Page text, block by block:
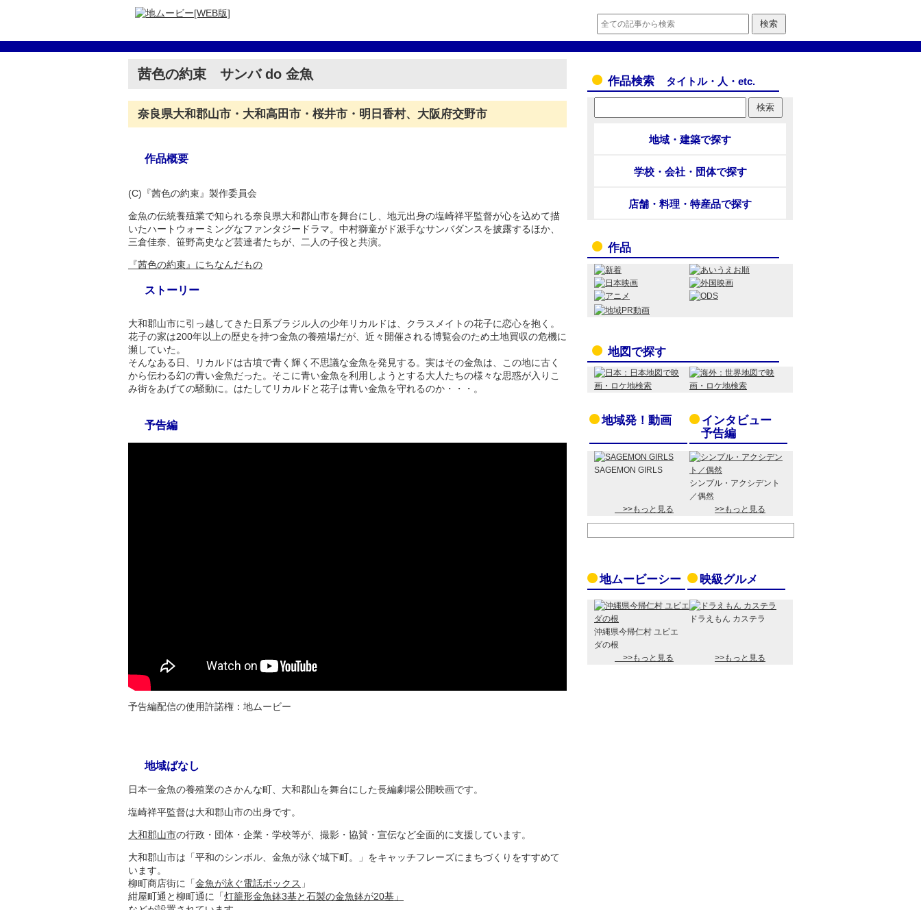
茜色の約束 サンバ do 金魚
奈良県大和郡山市・大和高田市・桜井市・明日香村、大阪府交野市
作品概要
(C)『茜色の約束』製作委員会
金魚の伝統養殖業で知られる奈良県大和郡山市を舞台にし、地元出身の塩崎祥平監督が心を込めて描
いたハートウォーミングなファンタジードラマ。中村獅童がド派手なサンバダンスを披露するほか、
三倉佳奈、笹野高史など芸達者たちが、二人の子役と共演。
『茜色の約束』にちなんだもの
ストーリー
大和郡山市に引っ越してきた日系ブラジル人の少年リカルドは、クラスメイトの花子に恋心を抱く。
花子の家は200年以上の歴史を持つ金魚の養殖場だが、近々開催される博覧会のため土地買収の危機に
瀕していた。
そんなある日、リカルドは古墳で青く輝く不思議な金魚を発見する。実はその金魚は、この地に古く
から伝わる幻の青い金魚だった。そこに青い金魚を利用しようとする大人たちの様々な思惑が入りこ
み街をあげての騒動に。はたしてリカルドと花子は青い金魚を守れるのか・・・。
予告編
予告編配信の使用許諾権：地ムービー
地域ばなし
日本一金魚の養殖業のさかんな町、大和郡山を舞台にした長編劇場公開映画です。
塩崎祥平監督は大和郡山市の出身です。
大和郡山市の行政・団体・企業・学校等が、撮影・協賛・宣伝など全面的に支援しています。
大和郡山市は「平和のシンボル、金魚が泳ぐ城下町。」をキャッチフレーズにまちづくりをすすめて
います。
柳町商店街に「金魚が泳ぐ電話ボックス 」
紺屋町通と柳町通に「灯籠形金魚鉢3基と石製の金魚鉢が20基」
作品検索 タイトル・人・etc.
地域・建築で探す
学校・会社・団体で探す
店舗・料理・特産品で探す
作品
地図で探す
地域発！動画
インタビュー
予告編
SAGEMON GIRLS
シンプル・アクシデント
／偶然
>>もっと見る
>>もっと見る
地ムービーシー 映級グルメ
沖縄県今帰仁村 ユビエ
ダの根
ドラえもん カステラ
>>もっと見る >>もっと見る